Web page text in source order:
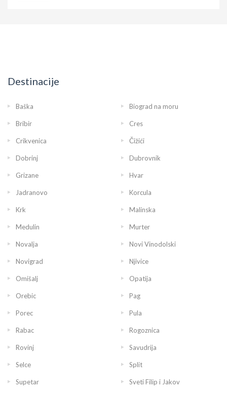
Destinacije
Baška Biograd na moru
Bribir Cres
Crikvenica Čižići
Dobrinj Dubrovnik
Grizane Hvar
Jadranovo Korcula
Krk Malinska
Medulin Murter
Novalja Novi Vinodolski
Novigrad Njivice
Omišalj Opatija
Orebic Pag
Porec Pula
Rabac Rogoznica
Rovinj Savudrija
Selce Split
Supetar Sveti Filip i Jakov